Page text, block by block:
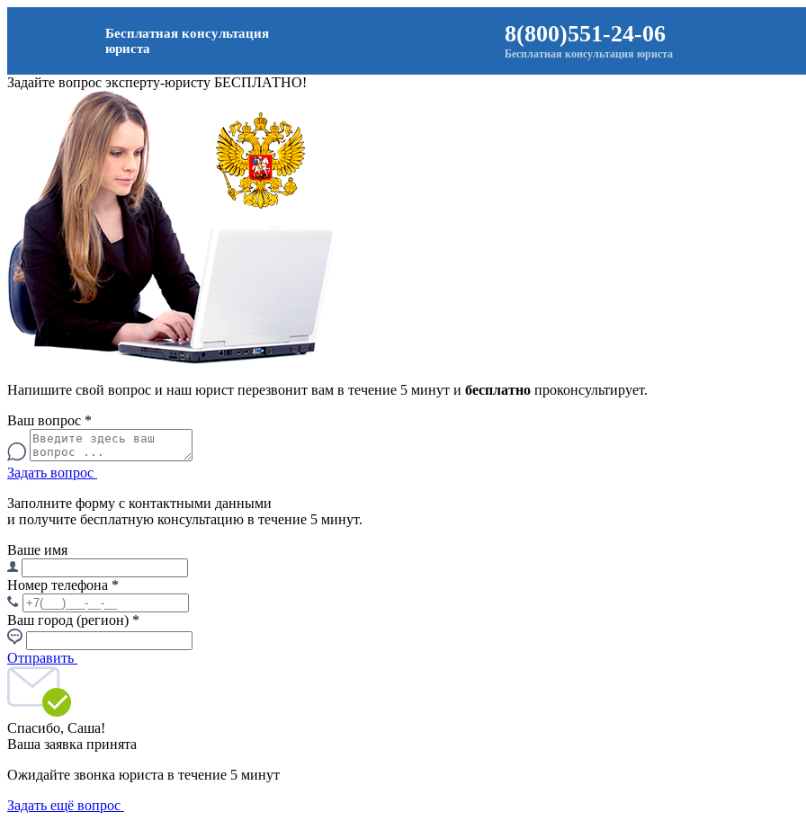
Бесплатная консультация
юриста
8(800)551-24-06
Бесплатная консультация юриста
Задайте вопрос эксперту-юристу БЕСПЛАТНО!
Напишите свой вопрос и наш юрист перезвонит вам в течение 5 минут и бесплатно проконсультирует.
Ваш вопрос *
Задать вопрос
Заполните форму с контактными данными
и получите бесплатную консультацию в течение 5 минут.
Ваше имя
Номер телефона *
Ваш город (регион) *
Отправить
Спасибо, Саша!
Ваша заявка принята
Ожидайте звонка юриста в течение 5 минут
Задать ещё вопрос